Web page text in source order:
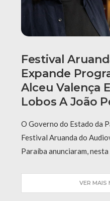
Festival
Expande
Alceu Valença
Lobos A João
O Governo do Estado da
Festival Aruanda do
Paraíba anunciaram,
VER MAIS